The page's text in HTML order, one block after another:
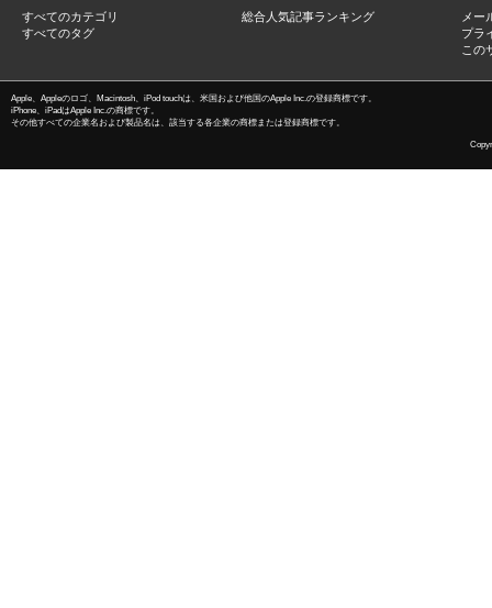
すべてのカテゴリ
すべてのタグ
総合人気記事ランキング
メー
プラ
この
Apple、Appleのロゴ、Macintosh、iPod touchは、米国および他国のApple Inc.の登録商標です。
iPhone、iPadはApple Inc.の商標です。
その他すべての企業名および製品名は、該当する各企業の商標または登録商標です。